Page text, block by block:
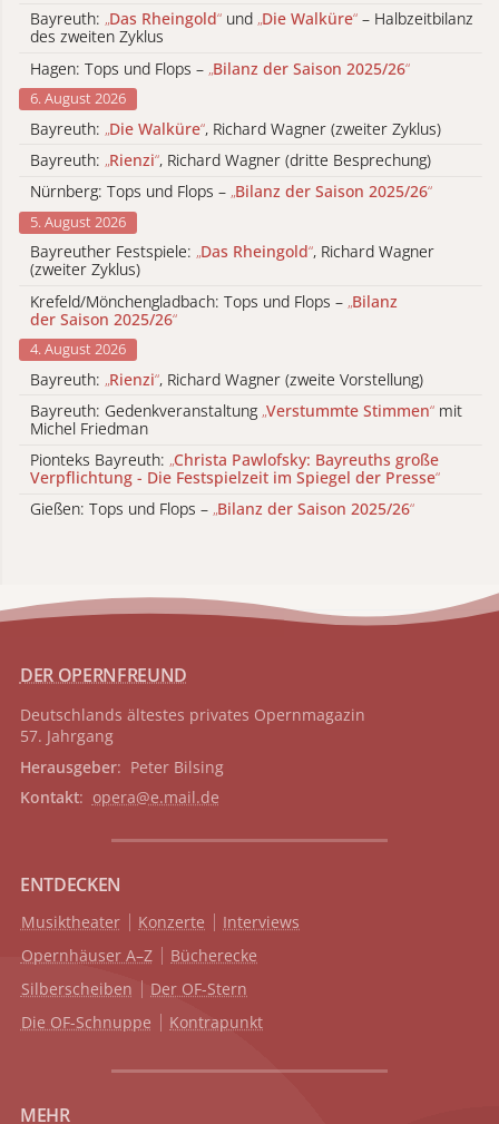
Bayreuth: „Das Rheingold“ und „Die Walküre“ – Halbzeitbilanz
des zweiten Zyklus
Hagen: Tops und Flops – „Bilanz der Saison 2025/26“
6. August 2026
Bayreuth: „Die Walküre“, Richard Wagner (zweiter Zyklus)
Bayreuth: „Rienzi“, Richard Wagner (dritte Besprechung)
Nürnberg: Tops und Flops – „Bilanz der Saison 2025/26“
5. August 2026
Bayreuther Festspiele: „Das Rheingold“, Richard Wagner
(zweiter Zyklus)
Krefeld/Mönchengladbach: Tops und Flops – „Bilanz
der Saison 2025/26“
4. August 2026
Bayreuth: „Rienzi“, Richard Wagner (zweite Vorstellung)
Bayreuth: Gedenkveranstaltung „Verstummte Stimmen“ mit
Michel Friedman
Pionteks Bayreuth: „Christa Pawlofsky: Bayreuths große
Verpflichtung - Die Festspielzeit im Spiegel der Presse“
Gießen: Tops und Flops – „Bilanz der Saison 2025/26“
DER OPERNFREUND
Deutschlands ältestes privates Opernmagazin
57. Jahrgang
Herausgeber: Peter Bilsing
Kontakt: opera@e.mail.de
ENTDECKEN
Musiktheater Konzerte
Interviews
Opernhäuser A–Z
Bücherecke
Silberscheiben
Der OF-Stern
Die OF-Schnuppe
Kontrapunkt
MEHR